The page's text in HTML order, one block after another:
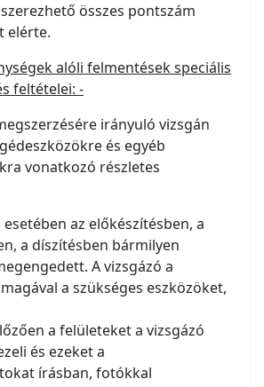
összes pontszám
elérte.
alóli felmentések speciális
feltételei: -
irányuló vizsgán
és egyéb
vonatkozó részletes
esetében az előkészítésben, a
a díszítésben bármilyen
A vizsgázó a
a szükséges eszközöket,
a felületeket a vizsgázó
és ezeket a
írásban, fotókkal